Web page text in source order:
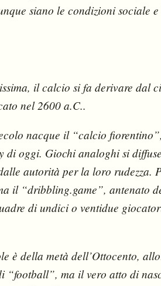
siano le condizioni sociale
il calcio si fa derivare dal
nel 2600 a.C..
nacque il “calcio
di oggi. Giochi analoghi si
autorità per la loro rudezza.
il “dribbling.game”, antenato
di undici o ventidue
è della metà dell’Ottocento,
“football”, ma il vero atto di